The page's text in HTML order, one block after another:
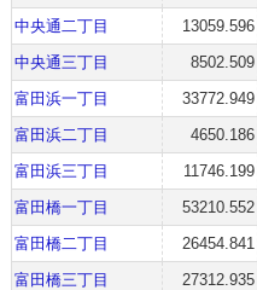
中央通二丁目
13059.596
中央通三丁目
8502.509
富田浜一丁目
33772.949
富田浜二丁目
4650.186
富田浜三丁目
11746.199
富田橋一丁目
53210.552
富田橋二丁目
26454.841
富田橋三丁目
27312.935